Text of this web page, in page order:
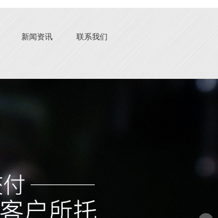
新闻资讯 联系我们